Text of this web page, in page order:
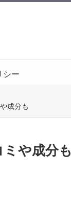
シー
成分も
や成分も